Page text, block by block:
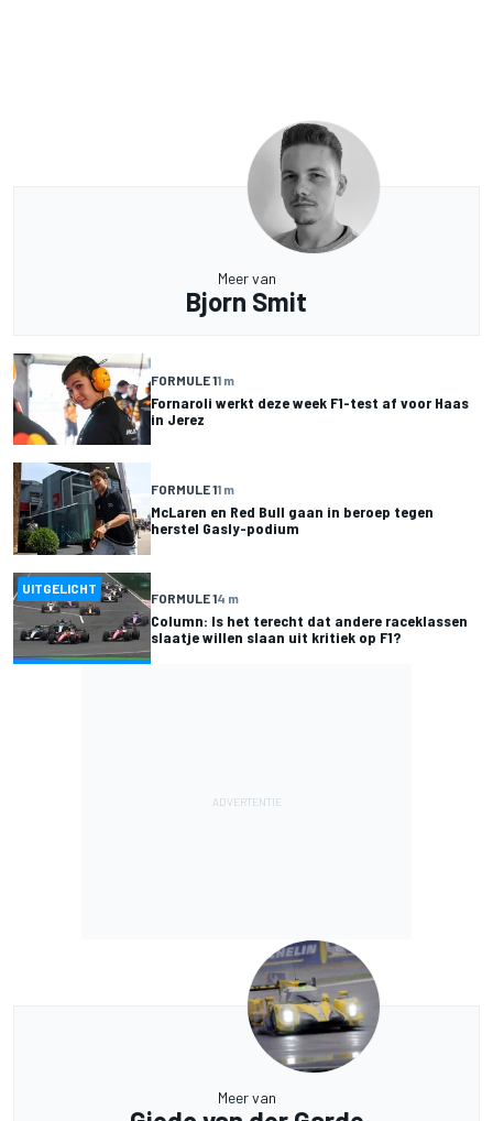
Meer van
Bjorn Smit
FORMULE 11 m
Fornaroli werkt deze week F1-test af voor Haas
in Jerez
FORMULE 11 m
McLaren en Red Bull gaan in beroep tegen
herstel Gasly-podium
UITGELICHT
FORMULE 14 m
Column: Is het terecht dat andere raceklassen
slaatje willen slaan uit kritiek op F1?
Meer van